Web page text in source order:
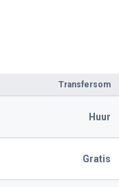
Transfersom
Huur
Gratis